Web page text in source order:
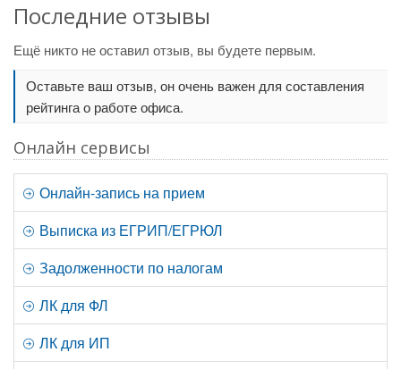
Последние отзывы
Ещё никто не оставил отзыв, вы будете первым.
Оставьте ваш отзыв, он очень важен для составления
рейтинга о работе офиса.
Онлайн сервисы
Онлайн-запись на прием
Выписка из ЕГРИП/ЕГРЮЛ
Задолженности по налогам
ЛК для ФЛ
ЛК для ИП